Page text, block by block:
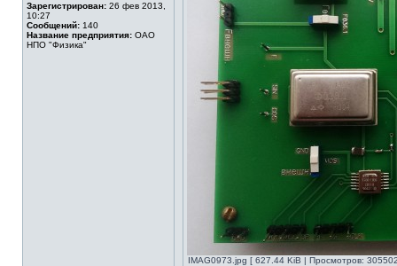
Зарегистрирован: 26 фев 2013,
10:27
Сообщений: 140
Название предприятия: ОАО
НПО "Физика"
IMAG0973.jpg [ 627.44 KiB | Просмотров: